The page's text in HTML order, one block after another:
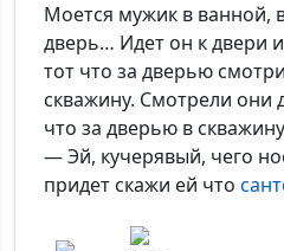
Моется мужик в ванной,
дверь… Идет он к двери
тот что за дверью
скважину. Смотрели они
что за дверью в
— Эй, кучерявый, чего
придет скажи ей что